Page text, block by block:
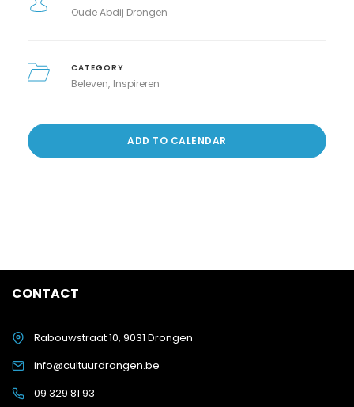
Oude Abdij Drongen
CATEGORY
Beleven Inspireren
ADD TO CALENDAR
CONTACT
Rabouwstraat 10, 9031 Drongen
info@cultuurdrongen.be
09 329 81 93